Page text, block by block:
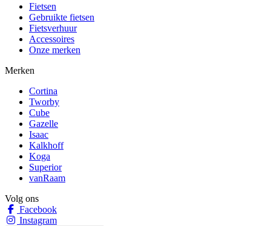
Fietsen
Gebruikte fietsen
Fietsverhuur
Accessoires
Onze merken
Merken
Cortina
Tworby
Cube
Gazelle
Isaac
Kalkhoff
Koga
Superior
vanRaam
Volg ons
Facebook
Instagram